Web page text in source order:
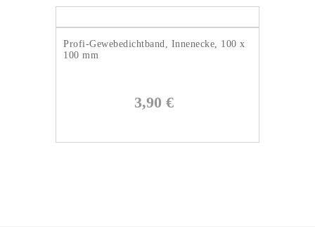
Profi-Gewebedichtband, Innenecke, 100 x
100 mm
3,90 €